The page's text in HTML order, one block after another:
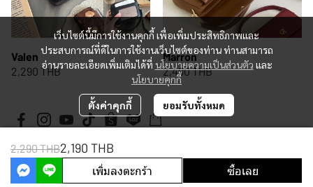
Valen
2,290 THB
Marron
2,490 THB
2,290 THB2,190 THB
เพิ่มลงตะกร้า ซื้อเลย
เว็บไซต์นี้มีการใช้งานคุกกี้ เพื่อเพิ่มประสิทธิภาพและ
ประสบการณ์ที่ดีในการใช้งานเว็บไซต์ของท่าน ท่านสามารถ
อ่านรายละเอียดเพิ่มเติมได้ที่ นโยบายความเป็นส่วนตัว และ
นโยบายคุกกี้
ตั้งค่าคุกกี้ ยอมรับทั้งหมด
Copyright 2026 | All Rights Reserved | Powered by MWE